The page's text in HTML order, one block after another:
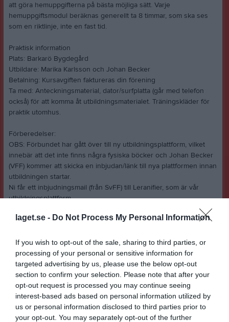
laget.se - Do Not Process My Personal Information
If you wish to opt-out of the sale, sharing to third parties, or
processing of your personal or sensitive information for
targeted advertising by us, please use the below opt-out
section to confirm your selection. Please note that after your
opt-out request is processed you may continue seeing
interest-based ads based on personal information utilized by
us or personal information disclosed to third parties prior to
your opt-out. You may separately opt-out of the further
att göra hemuppgifterna på bästa möjliga sätt. Varje
hemuppgiftsmodul beräknas generellt ta 8 timmar, som ska ses
som en riktlinje, inte en fast tid.
Praktisk information
Plats: Barkarö Bygdegård
Utbildare: Marika Karlsson och Johan Becker
Betalning: Kursavgiften faktureras din förening
Ta med: Anteckningsmaterial, dator/surfplatta (går med telefon
också) för att komma åt utbildningsmaterialet. Träningskläder för
praktik utomhus.
Förberedelser:
OBS: Förbundet har gått över till ny utbildningsplattform, vilket
innebär att det inte finns några fysiska böcker och Johan Becker
(VFF) kommer att skicka en inbjudan/länk till nya plattformen innan
utbildningen startar.
Ni får ett inbjudningsmail (från SvFF) till Leranifier, som är vår
utbildningsplattform.
För att kunna logga in i Learnifier krävs Freja+. Läs mer om hur du
skaffar Freja+ här: Inloggning med e-ID - Förening och aktiva
Med Vänlig Hälsning